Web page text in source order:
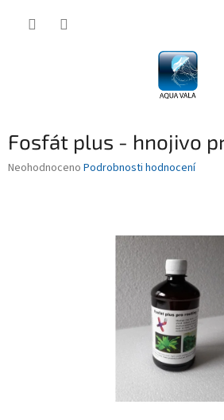
Fosfát plus - hnojivo
Průměrné
Neohodnoceno Podrobnosti hodnocení